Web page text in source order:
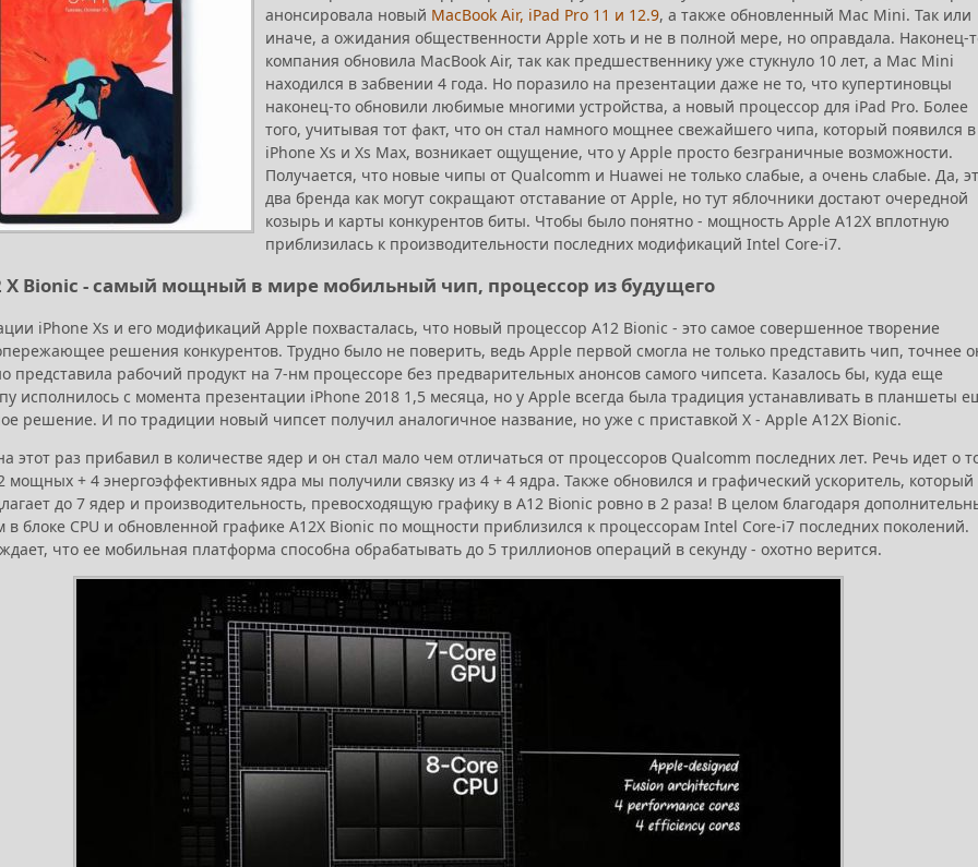
анонсировала новый MacBook Air, iPad Pro 11 и 12.9, а также обновленный Mac Mini. Так или
иначе, а ожидания общественности Apple хоть и не в полной мере, но оправдала. Наконец-
компания обновила MacBook Air, так как предшественнику уже стукнуло 10 лет, а Mac Mini
находился в забвении 4 года. Но поразило на презентации даже не то, что купертиновцы
наконец-то обновили любимые многими устройства, а новый процессор для iPad Pro. Более
того, учитывая тот факт, что он стал намного мощнее свежайшего чипа, который появился в
iPhone Xs и Xs Max, возникает ощущение, что у Apple просто безграничные возможности.
Получается, что новые чипы от Qualcomm и Huawei не только слабые, а очень слабые. Да,
два бренда как могут сокращают отставание от Apple, но тут яблочники достают очередной
козырь и карты конкурентов биты. Чтобы было понятно - мощность Apple A12X вплотную
приблизилась к производительности последних модификаций Intel Core-i7.
X Bionic - самый мощный в мире мобильный чип, процессор из будущего
iPhone Xs и его модификаций Apple похвасталась, что новый процессор A12 Bionic - это самое совершенное творение
решения конкурентов. Трудно было не поверить, ведь Apple первой смогла не только представить чип, точнее
представила рабочий продукт на 7-нм процессоре без предварительных анонсов самого чипсета. Казалось бы, куда еще
исполнилось с момента презентации iPhone 2018 1,5 месяца, но у Apple всегда была традиция устанавливать в планшеты
решение. И по традиции новый чипсет получил аналогичное название, но уже с приставкой X - Apple A12X Bionic.
этот раз прибавил в количестве ядер и он стал мало чем отличаться от процессоров Qualcomm последних лет. Речь идет о
мощных + 4 энергоэффективных ядра мы получили связку из 4 + 4 ядра. Также обновился и графический ускоритель, который
до 7 ядер и производительность, превосходящую графику в A12 Bionic ровно в 2 раза! В целом благодаря
в блоке CPU и обновленной графике A12X Bionic по мощности приблизился к процессорам Intel Core-i7 последних поколений.
что ее мобильная платформа способна обрабатывать до 5 триллионов операций в секунду - охотно верится.